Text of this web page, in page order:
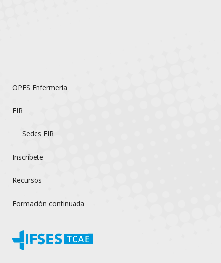
OPES Enfermería
EIR
Sedes EIR
Inscríbete
Recursos
Formación continuada